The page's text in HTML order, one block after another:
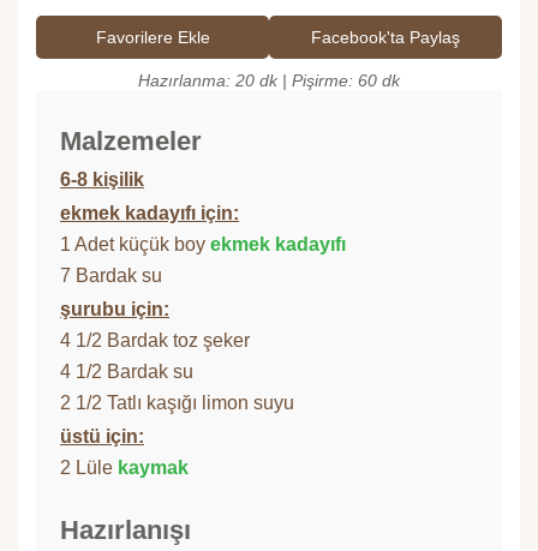
Favorilere Ekle Facebook'ta Paylaş
Hazırlanma: 20 dk | Pişirme: 60 dk
Malzemeler
6-8 kişilik
ekmek kadayıfı için:
1 Adet küçük boy ekmek kadayıfı
7 Bardak su
şurubu için:
4 1/2 Bardak toz şeker
4 1/2 Bardak su
2 1/2 Tatlı kaşığı limon suyu
üstü için:
2 Lüle kaymak
Hazırlanışı